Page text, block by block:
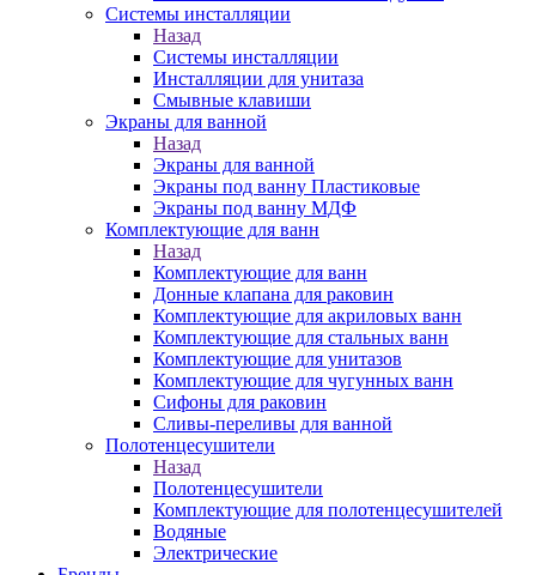
Системы инсталляции
Назад
Системы инсталляции
Инсталляции для унитаза
Смывные клавиши
Экраны для ванной
Назад
Экраны для ванной
Экраны под ванну Пластиковые
Экраны под ванну МДФ
Комплектующие для ванн
Назад
Комплектующие для ванн
Донные клапана для раковин
Комплектующие для акриловых ванн
Комплектующие для стальных ванн
Комплектующие для унитазов
Комплектующие для чугунных ванн
Сифоны для раковин
Сливы-переливы для ванной
Полотенцесушители
Назад
Полотенцесушители
Комплектующие для полотенцесушителей
Водяные
Электрические